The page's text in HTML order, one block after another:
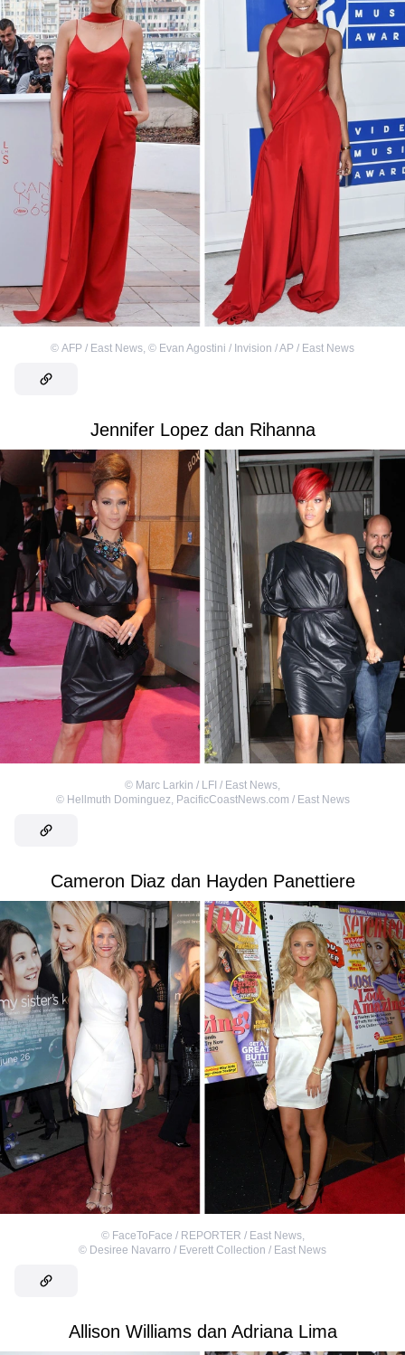
© AFP / East News, © Evan Agostini / Invision / AP / East News
Jennifer Lopez dan Rihanna
© Marc Larkin / LFI / East News
© Hellmuth Dominguez, PacificCoastNews.com / East News
Cameron Diaz dan Hayden Panettiere
© FaceToFace / REPORTER / East News,
© Desiree Navarro / Everett Collection / East News
Allison Williams dan Adriana Lima